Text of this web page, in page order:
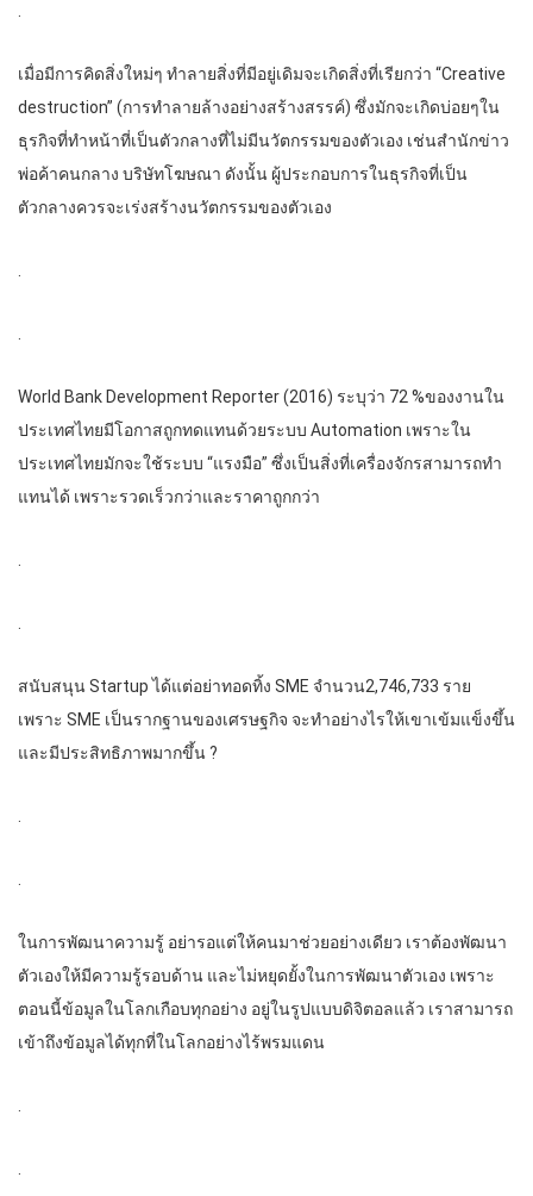
.
เมื่อมีการคิดสิ่งใหม่ๆ ทำลายสิ่งที่มีอยู่เดิมจะเกิดสิ่งที่เรียกว่า “Creative
destruction” (การทำลายล้างอย่างสร้างสรรค์) ซึ่งมักจะเกิดบ่อยๆใน
ธุรกิจที่ทำหน้าที่เป็นตัวกลางที่ไม่มีนวัตกรรมของตัวเอง เช่นสำนักข่าว
พ่อค้าคนกลาง บริษัทโฆษณา ดังนั้น ผู้ประกอบการในธุรกิจที่เป็น
ตัวกลางควรจะเร่งสร้างนวัตกรรมของตัวเอง
.
.
World Bank Development Reporter (2016) ระบุว่า 72 %ของงานใน
ประเทศไทยมีโอกาสถูกทดแทนด้วยระบบ Automation เพราะใน
ประเทศไทยมักจะใช้ระบบ “แรงมือ” ซึ่งเป็นสิ่งที่เครื่องจักรสามารถทำ
แทนได้ เพราะรวดเร็วกว่าและราคาถูกกว่า
.
.
สนับสนุน Startup ได้แต่อย่าทอดทิ้ง SME จำนวน2,746,733 ราย
เพราะ SME เป็นรากฐานของเศรษฐกิจ จะทำอย่างไรให้เขาเข้มแข็งขึ้น
และมีประสิทธิภาพมากขึ้น ?
.
.
ในการพัฒนาความรู้ อย่ารอแต่ให้คนมาช่วยอย่างเดียว เราต้องพัฒนา
ตัวเองให้มีความรู้รอบด้าน และไม่หยุดยั้งในการพัฒนาตัวเอง เพราะ
ตอนนี้ข้อมูลในโลกเกือบทุกอย่าง อยู่ในรูปแบบดิจิตอลแล้ว เราสามารถ
เข้าถึงข้อมูลได้ทุกที่ในโลกอย่างไร้พรมแดน
.
.